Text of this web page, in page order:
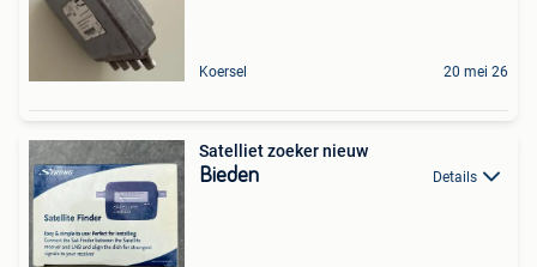
Koersel 20 mei 26
Satelliet zoeker nieuw
Bieden Details